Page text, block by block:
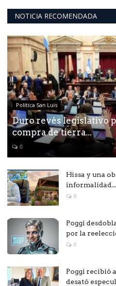
NOTICIA RECOMENDADA
Política San Luis
Duro revés legislativo
compra de tierra...
0
Hissa y una
informalidad...
0
Poggi
por la
0
Poggi recibió
desató